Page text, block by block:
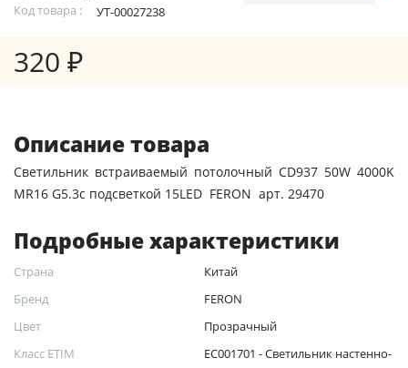
Код товара :
УТ-00027238
320 ₽
Описание товара
Светильник встраиваемый потолочный CD937 50W 4000K
MR16 G5.3с подсветкой 15LED FERON арт. 29470
Подробные характеристики
Страна
Китай
Бренд
FERON
Цвет
Прозрачный
Класс ETIM
EC001701 - Светильник настенно-